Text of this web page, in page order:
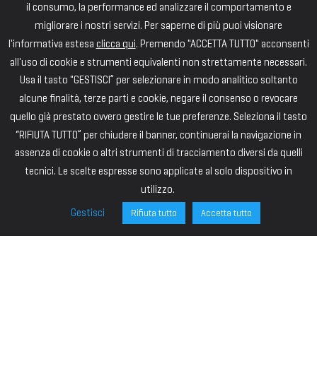
il consumo, la performance ed analizzare il comportamento e
migliorare i nostri servizi. Per saperne di più puoi visionare
l'informativa estesa clicca qui. Premendo "ACCETTA TUTTO" acconsenti
all'uso di cookie e strumenti equivalenti non strettamente necessari.
Usa il tasto "GESTISCI” per selezionare in modo analitico soltanto
alcune finalità, terze parti e cookie, negare il consenso o revocare
quello già prestato ovvero gestire le tue preferenze. Seleziona il tasto
“RIFIUTA TUTTO” per chiudere il banner, continuerai la navigazione in
assenza di cookie o altri strumenti di tracciamento diversi da quelli
tecnici. Le scelte espresse sono applicate al solo dispositivo in
utilizzo.
Gestisci
Rifiuta tutto Accetta tutto